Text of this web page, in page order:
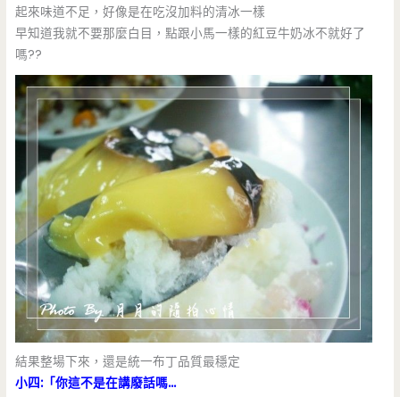
起來味道不足，好像是在吃沒加料的清冰一樣
早知道我就不要那麼白目，點跟小馬一樣的紅豆牛奶冰不就好了
嗎??
結果整場下來，還是統一布丁品質最穩定
小四:「你這不是在講廢話嗎…